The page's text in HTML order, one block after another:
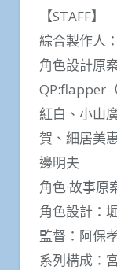
【STAFF】
綜合製作人
角色設計原
QP:flapper
紅白、小山
賀、細居美
邊明夫
角色·故事原
角色設計：
監督：阿保
系列構成：